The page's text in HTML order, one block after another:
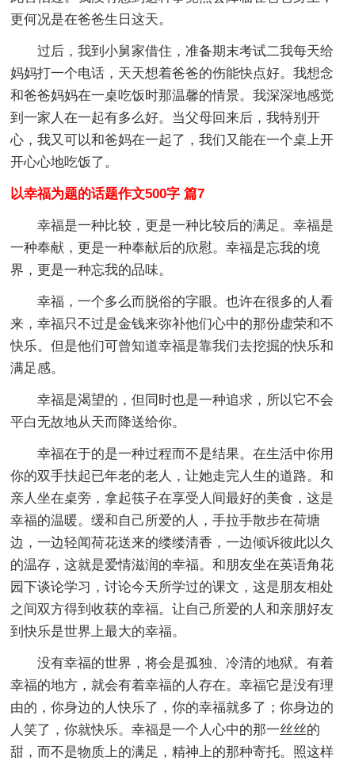
更何况是在爸爸生日这天。
过后，我到小舅家借住，准备期末考试二我每天给
妈妈打一个电话，天天想着爸爸的伤能快点好。我想念
和爸爸妈妈在一桌吃饭时那温馨的情景。我深深地感觉
到一家人在一起有多么好。当父母回来后，我特别开
心，我又可以和爸妈在一起了，我们又能在一个桌上开
开心心地吃饭了。
以幸福为题的话题作文500字 篇7
幸福是一种比较，更是一种比较后的满足。幸福是
一种奉献，更是一种奉献后的欣慰。幸福是忘我的境
界，更是一种忘我的品味。
幸福，一个多么而脱俗的字眼。也许在很多的人看
来，幸福只不过是金钱来弥补他们心中的那份虚荣和不
快乐。但是他们可曾知道幸福是靠我们去挖掘的快乐和
满足感。
幸福是渴望的，但同时也是一种追求，所以它不会
平白无故地从天而降送给你。
幸福在于的是一种过程而不是结果。在生活中你用
你的双手扶起已年老的老人，让她走完人生的道路。和
亲人坐在桌旁，拿起筷子在享受人间最好的美食，这是
幸福的温暖。缓和自己所爱的人，手拉手散步在荷塘
边，一边轻闻荷花送来的缕缕清香，一边倾诉彼此以久
的温存，这就是爱情滋润的幸福。和朋友坐在英语角花
园下谈论学习，讨论今天所学过的课文，这是朋友相处
之间双方得到收获的幸福。让自己所爱的人和亲朋好友
到快乐是世界上最大的幸福。
没有幸福的世界，将会是孤独、冷清的地狱。有着
幸福的地方，就会有着幸福的人存在。幸福它是没有理
由的，你身边的人快乐了，你的幸福就多了；你身边的
人笑了，你就快乐。幸福是一个人心中的那一丝丝的
甜，而不是物质上的满足，精神上的那种寄托。照这样